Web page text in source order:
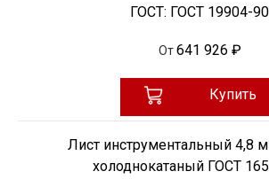
ГОСТ: ГОСТ 19904-90
От 641 926 ₽
Купить
Лист инструментальный 4,8
холоднокатаный ГОСТ